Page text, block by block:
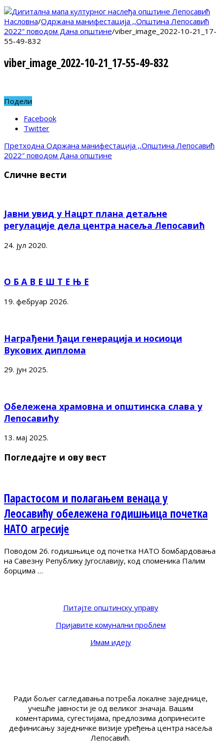
Насловна/Одржана манифестација ,,Општина Лепосавић
2022" поводом Дана општине/viber_image_2022-10-21_17-
55-49-832
viber_image_2022-10-21_17-55-49-832
Подели
Facebook
Twitter
Претходна Одржана манифестација ,,Општина Лепосавић
2022″ поводом Дана општине
Сличне вести
Јавни увид у Нацрт плана детаљне
регулације дела центра насеља Лепосавић
24. јул 2020.
О Б А В Е Ш Т Е Њ Е
19. фебруар 2026.
Награђени ђаци генерација и носиоци
Вукових диплома
29. јун 2025.
Обележена храмовна и општинска слава у
Лепосавићу
13. мај 2025.
Погледајте и ову вест
Парастосом и полагањем венаца у
Леосавићу обележена годишњица почетка
НАТО агресије
Поводом 26. годишњице од почетка НАТО бомбардовања
на Савезну Републику Југославију, код споменика Палим
борцима …
Питајте општинску управу
Пријавите комунални проблем
Имам идеју
Ради бољег сагледавања потреба локалне заједнице,
учешће јавности је од великог значаја. Вашим
коментарима, сугестијама, предлозима допринесите
дефинисању заједничке визије уређења центра насеља
Лепосавић.